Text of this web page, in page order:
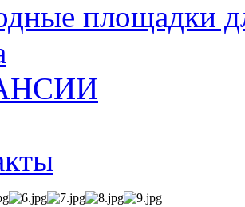
площадки